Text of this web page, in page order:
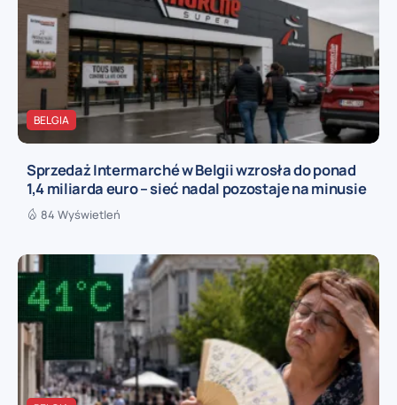
BELGIA
Sprzedaż Intermarché w Belgii wzrosła do ponad
1,4 miliarda euro – sieć nadal pozostaje na minusie
84 Wyświetleń